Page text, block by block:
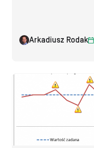
Arkadiusz Rodak